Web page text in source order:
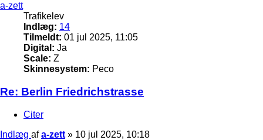
a-zett
Trafikelev
Indlæg: 14
Tilmeldt: 01 jul 2025, 11:05
Digital: Ja
Scale: Z
Skinnesystem: Peco
Re: Berlin Friedrichstrasse
Citer
Indlæg afa-zett » 10 jul 2025, 10:18